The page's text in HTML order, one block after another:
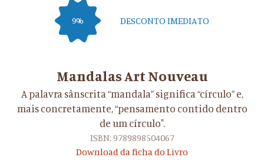
9% DESCONTO IMEDIATO
Mandalas Art Nouveau
A palavra sânscrita “mandala” significa “círculo” e,
mais concretamente, “pensamento contido dentro
de um círculo".
ISBN: 9789898504067
Download da ficha do Livro